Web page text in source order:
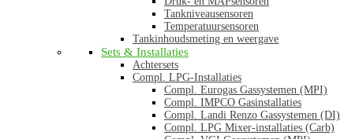
Tankniveausensoren
Temperatuursensoren
Tankinhoudsmeting en weergave
Sets & Installaties
Achtersets
Compl. LPG-Installaties
Compl. Eurogas Gassystemen (MPI)
Compl. IMPCO Gasinstallaties
Compl. Landi Renzo Gassystemen (DI)
Compl. LPG Mixer-installaties (Carb)